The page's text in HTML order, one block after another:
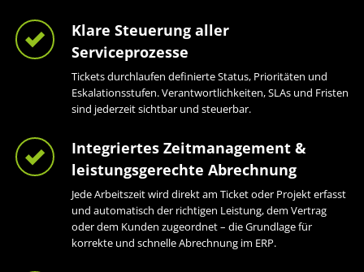
Klare Steuerung aller
Serviceprozesse
Tickets durchlaufen definierte Status, Prioritäten und
Eskalationsstufen. Verantwortlichkeiten, SLAs und Fristen
sind jederzeit sichtbar und steuerbar.
Integriertes Zeitmanagement &
leistungsgerechte Abrechnung
Jede Arbeitszeit wird direkt am Ticket oder Projekt erfasst
und automatisch der richtigen Leistung, dem Vertrag
oder dem Kunden zugeordnet – die Grundlage für
korrekte und schnelle Abrechnung im ERP.